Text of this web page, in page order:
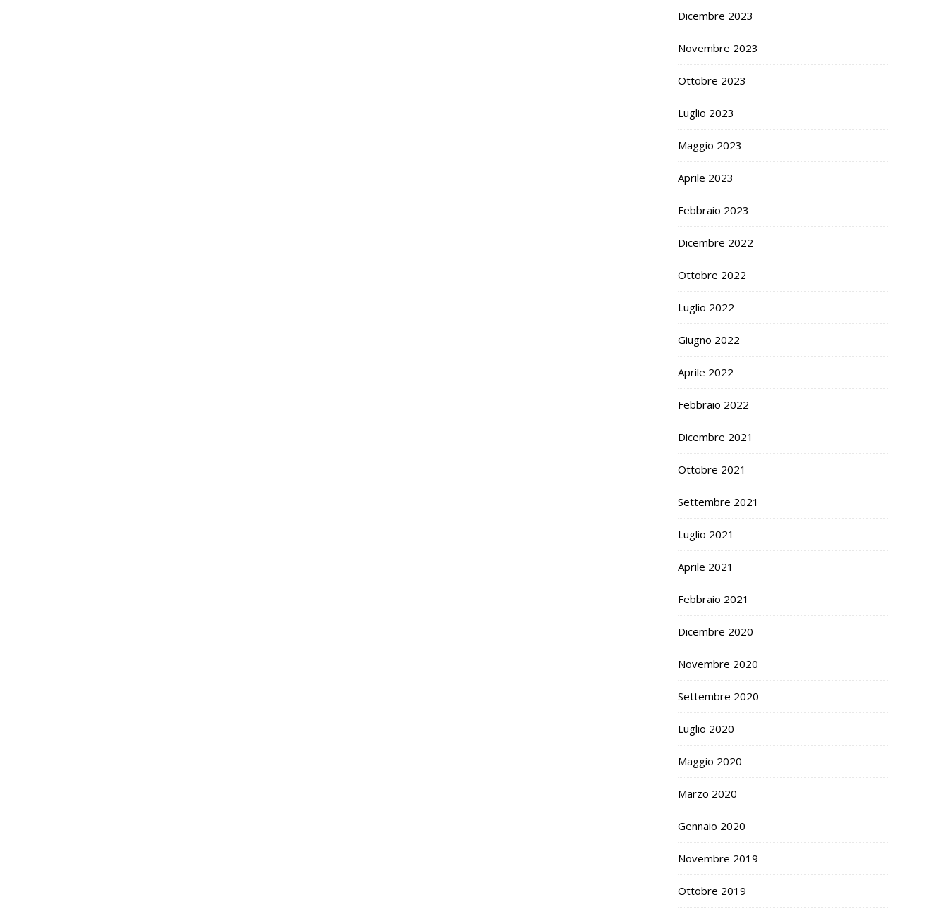
Dicembre 2023
Novembre 2023
Ottobre 2023
Luglio 2023
Maggio 2023
Aprile 2023
Febbraio 2023
Dicembre 2022
Ottobre 2022
Luglio 2022
Giugno 2022
Aprile 2022
Febbraio 2022
Dicembre 2021
Ottobre 2021
Settembre 2021
Luglio 2021
Aprile 2021
Febbraio 2021
Dicembre 2020
Novembre 2020
Settembre 2020
Luglio 2020
Maggio 2020
Marzo 2020
Gennaio 2020
Novembre 2019
Ottobre 2019